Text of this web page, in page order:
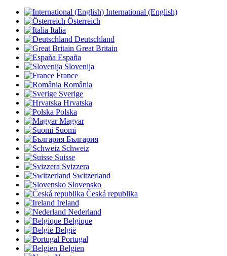
International (English)
Österreich
Italia
Deutschland
Great Britain
España
Slovenija
France
România
Sverige
Hrvatska
Polska
Magyar
Suomi
България
Schweiz
Suisse
Svizzera
Switzerland
Slovensko
Česká republika
Ireland
Nederland
Belgique
België
Portugal
Belgien